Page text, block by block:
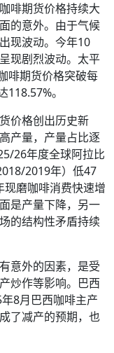
啡期货价格持续大
的意外。由于气候
现波动。今年10
现剧烈波动。太平
啡期货价格突破每
。
价格创出历史新
产量，产量占比逐
26年度全球阿拉比
2019年）低47
现磨咖啡消费快速增
是产量下降，另一
的结构性矛盾持续
意外的因素，是受
炒作等影响。巴西
8月巴西咖啡主产
了减产的预期，也